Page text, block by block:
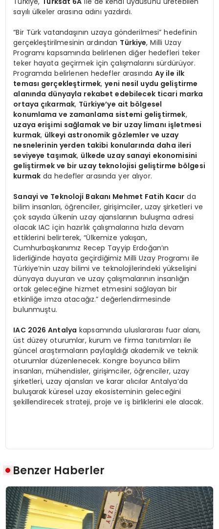
sayılı ülkeler arasına adını yazdırdı.
“Bir Türk vatandaşının uzaya gönderilmesi” hedefinin
gerçekleştirilmesinin ardından Türkiye, Milli Uzay
Programı kapsamında belirlenen diğer hedefleri teker
teker hayata geçirmek için çalışmalarını sürdürüyor.
Programda belirlenen hedefler arasındaAy ile ilk
teması gerçekleştirmek,yeni nesil uydu geliştirme
alanında dünyayla rekabet edebilecek ticari marka
ortaya çıkarmak, Türkiye’ye ait bölgesel
konumlama ve zamanlama sistemi geliştirmek,
uzaya erişimi sağlamak ve bir uzay limanı işletmesi
kurmak, ülkeyi astronomik gözlemler ve uzay
nesnelerinin yerden takibi konularında daha ileri
seviyeye taşımak, ülkede uzay sanayi ekonomisini
geliştirmek ve bir uzay teknolojisi geliştirme bölgesi
kurmak da hedefler arasında yer alıyor.
Sanayi ve Teknoloji Bakanı Mehmet Fatih Kacır da
bilim insanları, öğrenciler, girişimciler, uzay şirketleri ve
çok sayıda ülkenin uzay ajanslarının buluşma adresi
olacak IAC için hazırlık çalışmalarına hızla devam
ettiklerini belirterek, “Ülkemize yakışan,
Cumhurbaşkanımız Recep Tayyip Erdoğan’ın
liderliğinde hayata geçirdiğimiz Milli Uzay Programı ile
Türkiye’nin uzay bilimi ve teknolojilerindeki yükselişini
dünyaya duyuran ve uzay çalışmalarının insanlığın
ortak geleceğine hizmet etmesini sağlayan bir
etkinliğe imza atacağız.” değerlendirmesinde
bulunmuştu.
IAC 2026 Antalya kapsamında uluslararası fuar alanı,
üst düzey oturumlar, kurum ve firma tanıtımları ile
güncel araştırmaların paylaşıldığı akademik ve teknik
oturumlar düzenlenecek. Kongre boyunca bilim
insanları, mühendisler, girişimciler, öğrenciler, uzay
şirketleri, uzay ajansları ve karar alıcılar Antalya’da
buluşarak küresel uzay ekosisteminin geleceğini
şekillendirecek strateji, proje ve iş birliklerini ele alacak.
Benzer Haberler